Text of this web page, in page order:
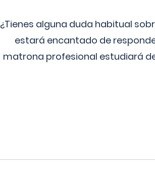
¿Tienes alguna duda habitual
estará encantado de
matrona profesional estudiará